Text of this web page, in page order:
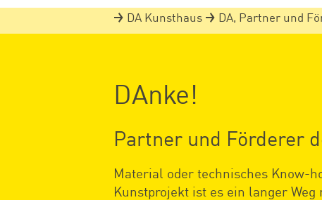
DA Kunsthaus DA, Partner und
DAnke!
Partner und Förderer
Material oder technisches Know-
Kunstprojekt ist es ein langer